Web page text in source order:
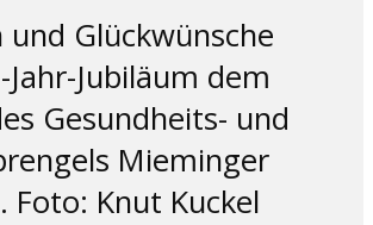
und Glückwünsche
Jubiläum dem
Gesundheits- und
Mieminger
Foto: Knut Kuckel